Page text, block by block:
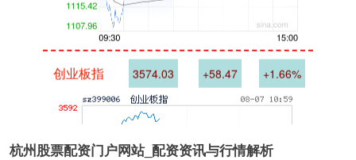
3574.03 +58.47 +1.66%
杭州股票配资门户网站_配资资讯与行情解析